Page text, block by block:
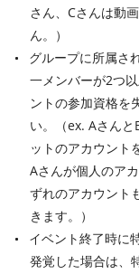
さん、Cさんは動
ん。）
グループに所属さ
一メンバーが2つ
ントの参加資格を
い。（ex. Aさん
ットのアカウント
Aさんが個人のア
ずれのアカウント
きます。）
イベント終了時に
発覚した場合は、